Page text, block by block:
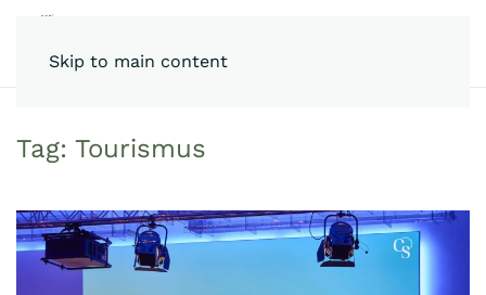
Skip to main content
Tag: Tourismus